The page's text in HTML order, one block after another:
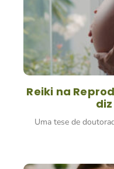
Reiki na
Uma tese de